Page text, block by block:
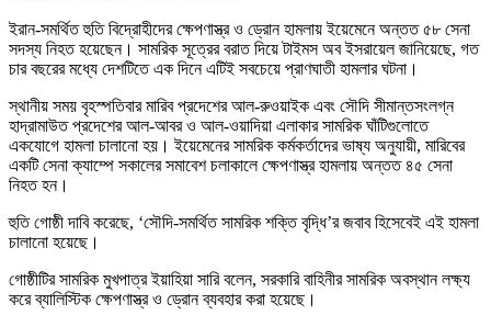
ইরান-সমর্থিত হুতি বিদ্রোহীদের ক্ষেপণাস্ত্র ও ড্রোন হামলায় ইয়েমেনে অন্তত ৫৮ সেনা
সদস্য নিহত হয়েছেন। সামরিক সূত্রের বরাত দিয়ে টাইমস অব ইসরায়েল জানিয়েছে, গত
চার বছরের মধ্যে দেশটিতে এক দিনে এটিই সবচেয়ে প্রাণঘাতী হামলার ঘটনা।
স্থানীয় সময় বৃহস্পতিবার মারিব প্রদেশের আল-রুওয়াইক এবং সৌদি সীমান্তসংলগ্ন
হাদ্রামাউত প্রদেশের আল-আবর ও আল-ওয়াদিয়া এলাকার সামরিক ঘাঁটিগুলোতে
একযোগে হামলা চালানো হয়। ইয়েমেনের সামরিক কর্মকর্তাদের ভাষ্য অনুযায়ী, মারিবের
একটি সেনা ক্যাম্পে সকালের সমাবেশ চলাকালে ক্ষেপণাস্ত্র হামলায় অন্তত ৪৫ সেনা
নিহত হন।
হুতি গোষ্ঠী দাবি করেছে, ‘সৌদি-সমর্থিত সামরিক শক্তি বৃদ্ধি’র জবাব হিসেবেই এই হামলা
চালানো হয়েছে।
গোষ্ঠীটির সামরিক মুখপাত্র ইয়াহিয়া সারি বলেন, সরকারি বাহিনীর সামরিক অবস্থান লক্ষ্য
করে ব্যালিস্টিক ক্ষেপণাস্ত্র ও ড্রোন ব্যবহার করা হয়েছে।